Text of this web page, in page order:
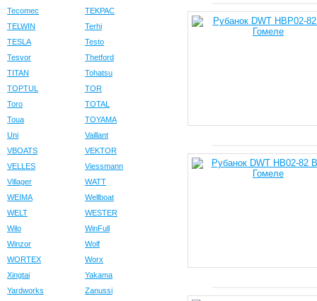
Tecomec
TEKPAC
TELWIN
Terhi
TESLA
Testo
Tesvor
Thetford
TITAN
Tohatsu
TOPTUL
TOR
Toro
TOTAL
Toua
TOYAMA
Uni
Vaillant
VBOATS
VEKTOR
VELLES
Viessmann
Villager
WATT
WEIMA
Wellboat
WELT
WESTER
Wilo
WinFull
Winzor
Wolf
WORTEX
Worx
Xingtai
Yakama
Yardworks
Zanussi